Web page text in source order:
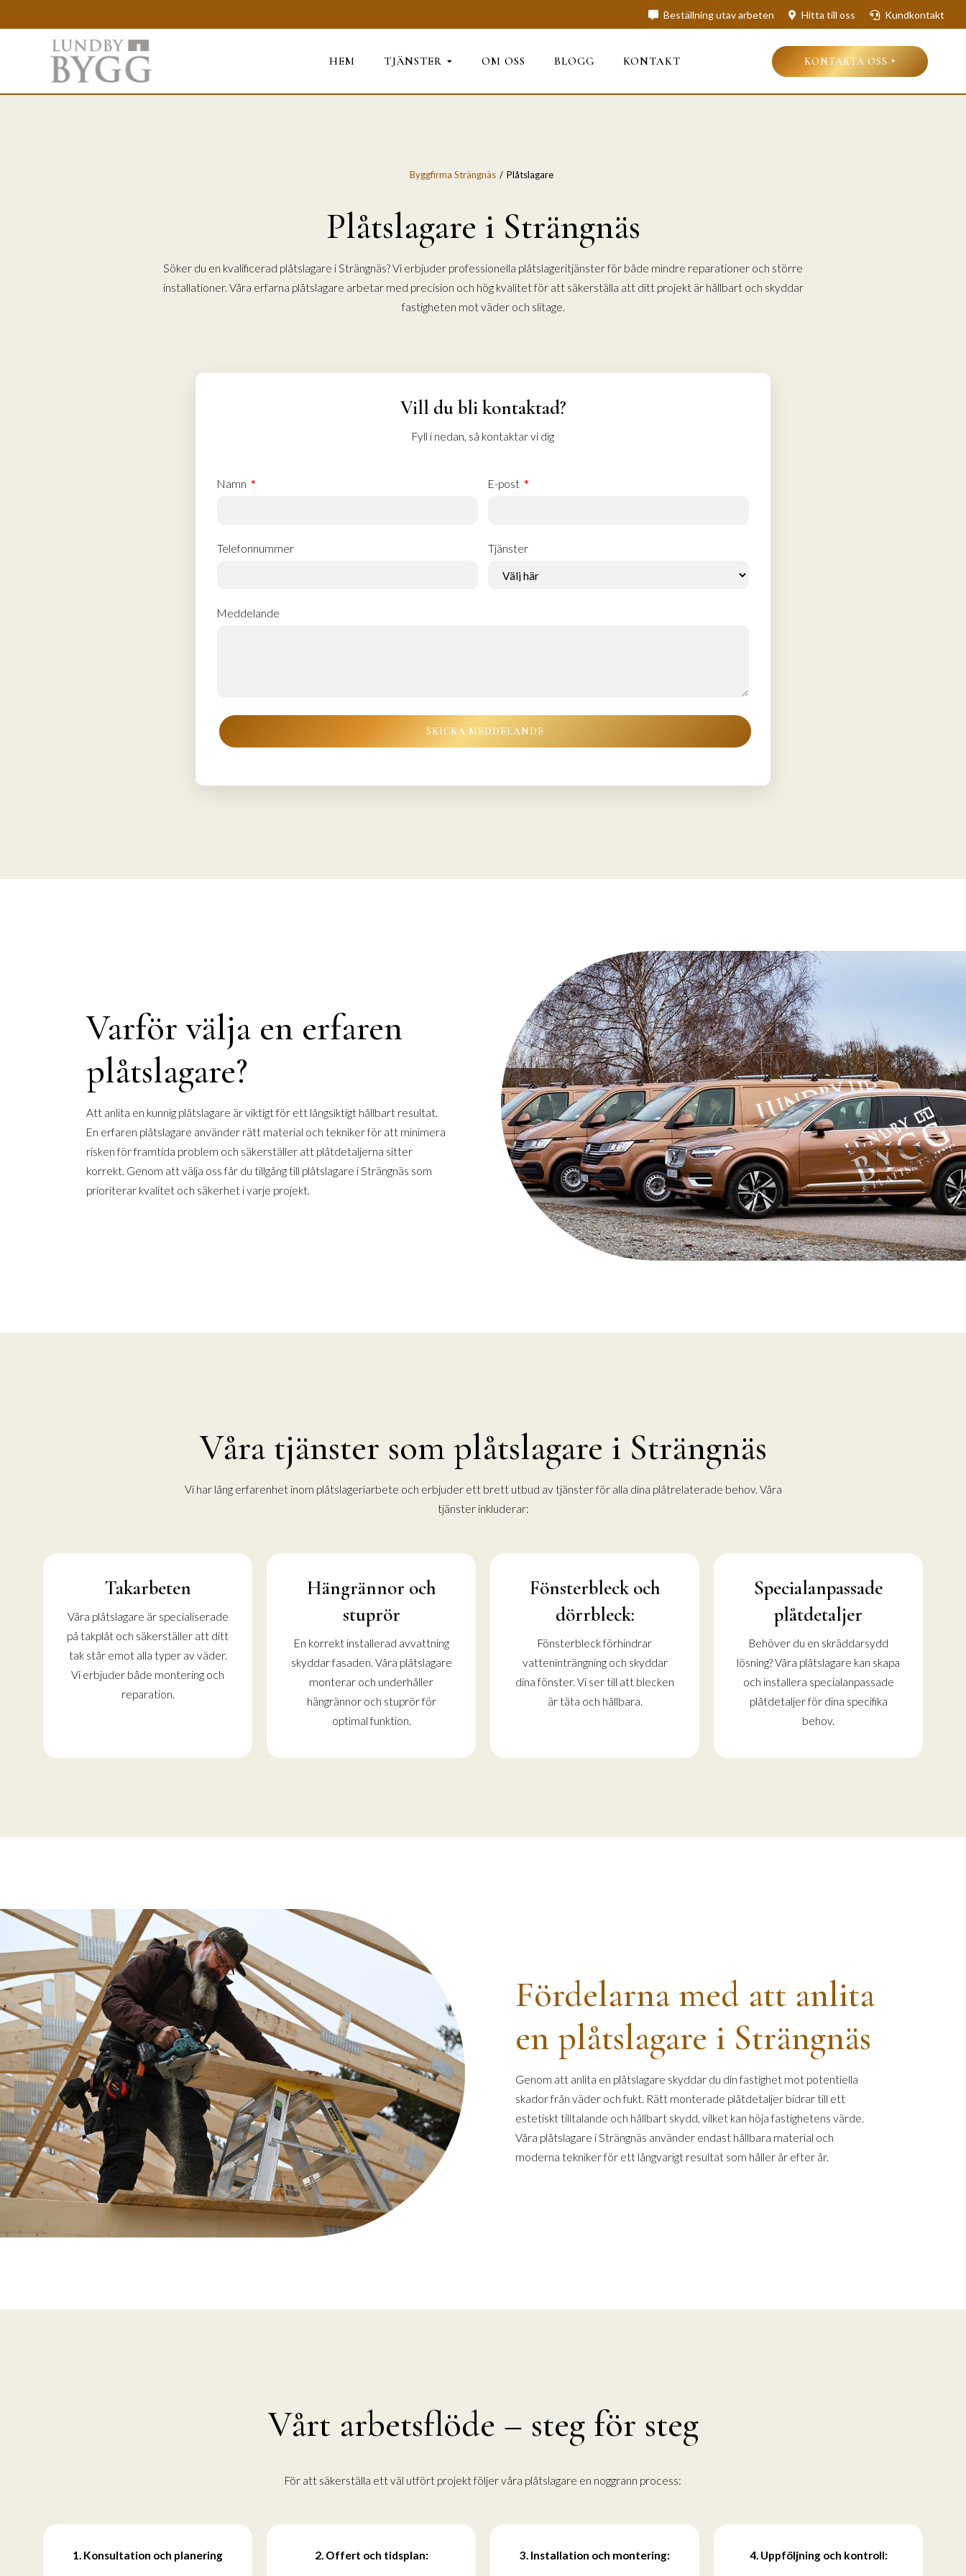
Beställning utav arbeten Hitta till oss Kundkontakt
HEM TJÄNSTER OM OSS BLOGG KONTAKT KONTAKTA OSS
Byggfirma Strängnäs Plåtslagare
Plåtslagare i Strängnäs
Söker du en kvalificerad plåtslagare i Strängnäs? Vi erbjuder professionella plåtslageritjänster för både mindre reparationer och större
installationer. Våra erfarna plåtslagare arbetar med precision och hög kvalitet för att säkerställa att ditt projekt är hållbart och skyddar
fastigheten mot väder och slitage.
Vill du bli kontaktad?
Fyll i nedan, så kontaktar vi dig
Namn E-post
Telefonnummer Tjänster
Meddelande
Varför välja en erfaren
plåtslagare?
Att anlita en kunnig plåtslagare är viktigt för ett långsiktigt hållbart resultat.
En erfaren plåtslagare använder rätt material och tekniker för att minimera
risken för framtida problem och säkerställer att plåtdetaljerna sitter
korrekt. Genom att välja oss får du tillgång till plåtslagare i Strängnäs som
prioriterar kvalitet och säkerhet i varje projekt.
Våra tjänster som plåtslagare i Strängnäs
Vi har lång erfarenhet inom plåtslageriarbete och erbjuder ett brett utbud av tjänster för alla dina plåtrelaterade behov. Våra
tjänster inkluderar:
Takarbeten
Våra plåtslagare är specialiserade
på takplåt och säkerställer att ditt
tak står emot alla typer av väder.
Vi erbjuder både montering och
reparation.
Hängrännor och
stuprör
En korrekt installerad avvattning
skyddar fasaden. Våra plåtslagare
monterar och underhåller
hängrännor och stuprör för
optimal funktion.
Fönsterbleck och
dörrbleck:
Fönsterbleck förhindrar
vatteninträngning och skyddar
dina fönster. Vi ser till att blecken
är täta och hållbara.
Specialanpassade
plåtdetaljer
Behöver du en skräddarsydd
lösning? Våra plåtslagare kan skapa
och installera specialanpassade
plåtdetaljer för dina specifika
behov.
Fördelarna med att anlita
en plåtslagare i Strängnäs
Genom att anlita en plåtslagare skyddar du din fastighet mot potentiella
skador från väder och fukt. Rätt monterade plåtdetaljer bidrar till ett
estetiskt tilltalande och hållbart skydd, vilket kan höja fastighetens värde.
Våra plåtslagare i Strängnäs använder endast hållbara material och
moderna tekniker för ett långvarigt resultat som håller år efter år.
Vårt arbetsflöde – steg för steg
För att säkerställa ett väl utfört projekt följer våra plåtslagare en noggrann process:
1. Konsultation och planering
2. Offert och tidsplan:
3. Installation och montering:
4. Uppföljning och kontroll: